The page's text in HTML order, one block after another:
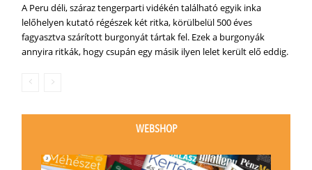
A Peru déli, száraz tengerparti vidékén található egyik inka
lelőhelyen kutató régészek két ritka, körülbelül 500 éves
fagyasztva szárított burgonyát tártak fel. Ezek a burgonyák
annyira ritkák, hogy csupán egy másik ilyen lelet került elő eddig.
WEBSHOP